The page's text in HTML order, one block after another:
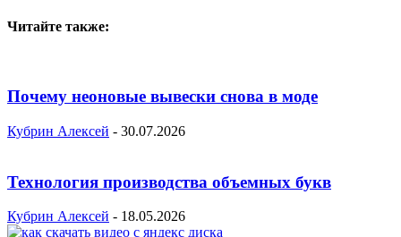
Читайте также:
Почему неоновые вывески снова в моде
Кубрин Алексей - 30.07.2026
Технология производства объемных букв
Кубрин Алексей - 18.05.2026